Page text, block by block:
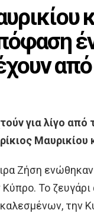
για λίγο
Μαυρικίου
Ζήση
Το ζευγάρι
την